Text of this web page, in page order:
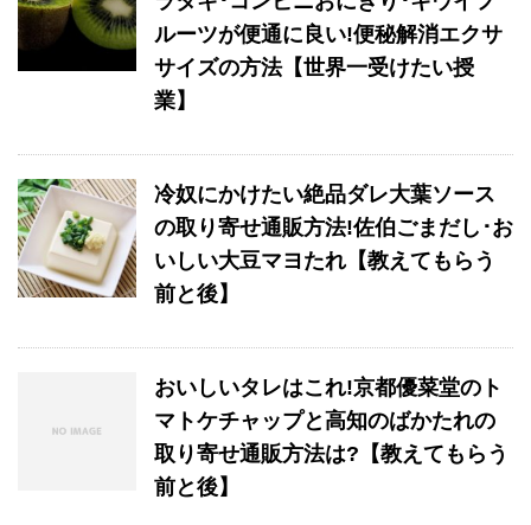
ルーツが便通に良い!便秘解消エクサ
サイズの方法【世界一受けたい授
業】
冷奴にかけたい絶品ダレ大葉ソース
の取り寄せ通販方法!佐伯ごまだし･お
いしい大豆マヨたれ【教えてもらう
前と後】
おいしいタレはこれ!京都優菜堂のト
マトケチャップと高知のばかたれの
取り寄せ通販方法は?【教えてもらう
前と後】